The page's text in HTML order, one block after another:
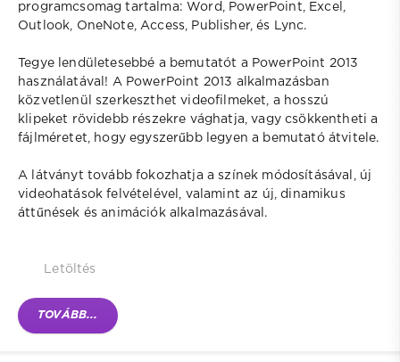
programcsomag tartalma: Word, PowerPoint, Excel,
Outlook, OneNote, Access, Publisher, és Lync.
Tegye lendületesebbé a bemutatót a PowerPoint 2013
használatával! A PowerPoint 2013 alkalmazásban
közvetlenül szerkeszthet videofilmeket, a hosszú
klipeket rövidebb részekre vághatja, vagy csökkentheti a
fájlméretet, hogy egyszerűbb legyen a bemutató átvitele.
A látványt tovább fokozhatja a színek módosításával, új
videohatások felvételével, valamint az új, dinamikus
áttűnések és animációk alkalmazásával.
Letöltés
TOVÁBB...